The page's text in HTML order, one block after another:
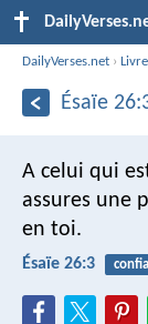
DailyVerses.net ›
Ésaïe
A celui qui
assures une
en toi.
Ésaïe 26:3